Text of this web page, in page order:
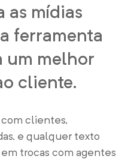
as mídias
ferramenta
um melhor
cliente.
clientes,
e qualquer texto
trocas com agentes